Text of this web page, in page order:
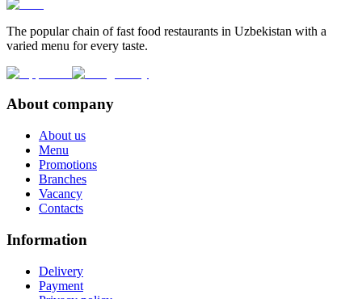
The popular chain of fast food restaurants in Uzbekistan with a
varied menu for every taste.
About company
About us
Menu
Promotions
Branches
Vacancy
Contacts
Information
Delivery
Payment